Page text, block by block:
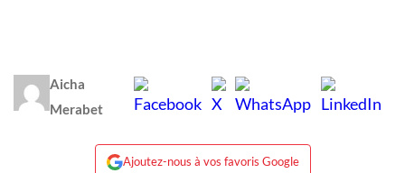
Aicha
Merabet
Ajoutez-nous à vos favoris Google